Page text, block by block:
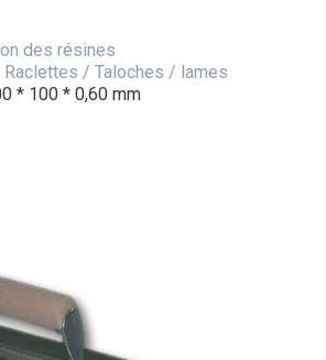
des résines
/ Taloches / lames
* 100 * 0,60 mm